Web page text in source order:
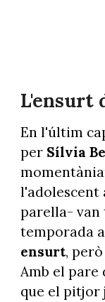
L'ensurt
En l'últim
per Sílvia
l'adolescent
parella-
temporada
ensurt,
Amb el pare
que el pitjor